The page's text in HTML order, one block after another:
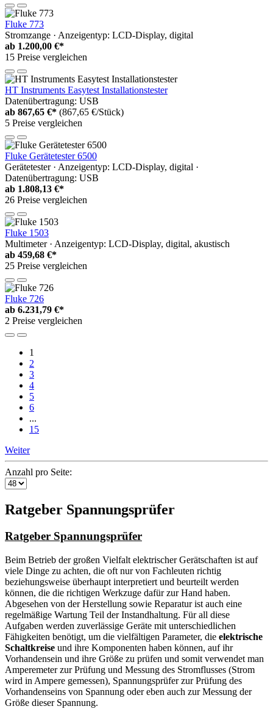
Fluke 773
Stromzange · Anzeigentyp: LCD-Display, digital
ab 1.200,00 €*
15 Preise vergleichen
HT Instruments Easytest Installationstester
Datenübertragung: USB
ab 867,65 €* (867,65 €/Stück)
5 Preise vergleichen
Fluke Gerätetester 6500
Gerätetester · Anzeigentyp: LCD-Display, digital ·
Datenübertragung: USB
ab 1.808,13 €*
26 Preise vergleichen
Fluke 1503
Multimeter · Anzeigentyp: LCD-Display, digital, akustisch
ab 459,68 €*
25 Preise vergleichen
Fluke 726
ab 6.231,79 €*
2 Preise vergleichen
1
2
3
4
5
6
...
15
Weiter
Anzahl pro Seite:
Ratgeber Spannungsprüfer
Ratgeber Spannungsprüfer
Beim Betrieb der großen Vielfalt elektrischer Gerätschaften ist auf
viele Dinge zu achten, die oft nur von Fachleuten richtig
beziehungsweise überhaupt interpretiert und beurteilt werden
können, die die richtigen Werkzuge dafür zur Hand haben.
Abgesehen von der Herstellung sowie Reparatur ist auch eine
regelmäßige Wartung Teil der Instandhaltung. Für all diese
Aufgaben werden zuverlässige Geräte mit unterschiedlichen
Fähigkeiten benötigt, um die vielfältigen Parameter, die elektrische
Schaltkreise und ihre Komponenten haben können, auf ihr
Vorhandensein und ihre Größe zu prüfen und somit verwendet man
Amperemeter zur Prüfung und Messung des Stromflusses (Strom
wird in Ampere gemessen), Spannungsprüfer zur Prüfung des
Vorhandenseins von Spannung oder eben auch zur Messung der
Größe dieser Spannung.